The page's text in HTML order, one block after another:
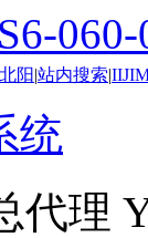
阳|站内搜索|
统
代理